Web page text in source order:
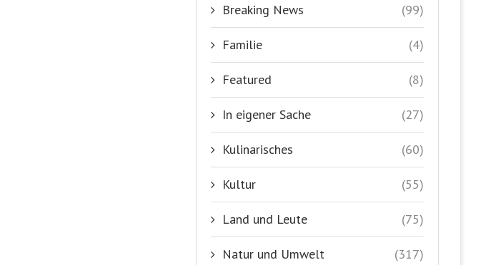
Breaking News (99)
Familie (4)
Featured (8)
In eigener Sache (27)
Kulinarisches (60)
Kultur (55)
Land und Leute (75)
Natur und Umwelt (317)